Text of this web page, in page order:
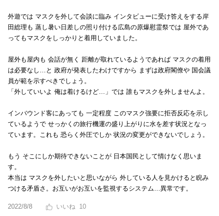
外遊では マスクを外して会談に臨み インタビューに受け答えをする岸
田総理も 蒸し暑い日差しの照り付ける広島の原爆慰霊祭では 屋外であ
ってもマスクをしっかりと着用していました。
屋外も屋内も 会話が無く 距離が取れているようであれば マスクの着用
は必要なし…と 政府が発表したわけですから まずは政府閣僚や 国会議
員が範を示すべきでしょう。
「外していいよ 俺は着けるけど…」では 誰もマスクを外しませんよ。
インバウンド客にあっても 一定程度 このマスク強要に拒否反応を示し
ているようで せっかくの旅行機運の盛り上がりに水を差す状況となっ
ています。これも 恐らく外圧でしか 状況の変更ができないでしょう。
もう そこにしか期待できないことが 日本国民として情けなく思いま
す。
本当は マスクを外したいと思いながら 外している人を見かけると睨み
つける矛盾さ。お互いがお互いを監視するシステム…異常です。
2022/8/8 10